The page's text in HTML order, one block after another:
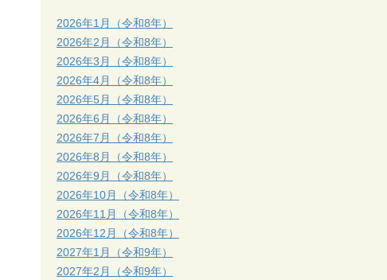
2026年1月（令和8年）
2026年2月（令和8年）
2026年3月（令和8年）
2026年4月（令和8年）
2026年5月（令和8年）
2026年6月（令和8年）
2026年7月（令和8年）
2026年8月（令和8年）
2026年9月（令和8年）
2026年10月（令和8年）
2026年11月（令和8年）
2026年12月（令和8年）
2027年1月（令和9年）
2027年2月（令和9年）